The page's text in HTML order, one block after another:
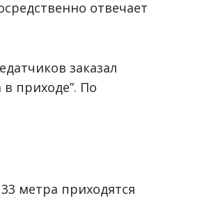
отвечает
заказал
приходе”. По
метра приходятся